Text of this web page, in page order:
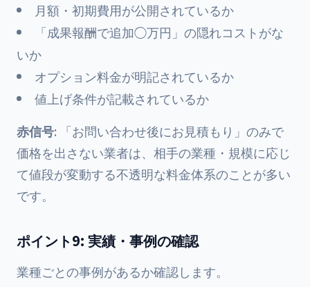
月額・初期費用が公開されているか
「成果報酬で追加◯万円」の隠れコストがな
いか
オプション料金が明記されているか
値上げ条件が記載されているか
赤信号: 「お問い合わせ後にお見積もり」のみで
価格を出さない業者は、相手の業種・規模に応じ
て値段が変動する不透明な料金体系のことが多い
です。
ポイント9: 実績・事例の確認
業種ごとの事例があるか確認します。